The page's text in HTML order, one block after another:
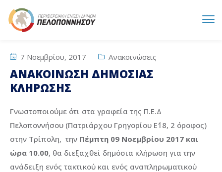
7 Νοεμβρίου, 2017 Ανακοινώσεις
ΑΝΑΚΟΙΝΩΣΗ ΔΗΜΟΣΙΑΣ
ΚΛΗΡΩΣΗΣ
Γνωστοποιούμε ότι στα γραφεία της Π.Ε.Δ
Πελοποννήσου (Πατριάρχου Γρηγορίου Ε΄18, 2 όροφος)
στην Τρίπολη, την Πέμπτη 09 Νοεμβρίου 2017 και
ώρα 10.00, θα διεξαχθεί δημόσια κλήρωση για την
ανάδειξη ενός τακτικού και ενός αναπληρωματικού